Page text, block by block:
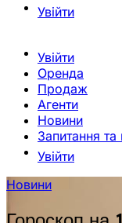
Увійти
Увійти
Оренда
Продаж
Агенти
Новини
Запитання та
Увійти
Новини